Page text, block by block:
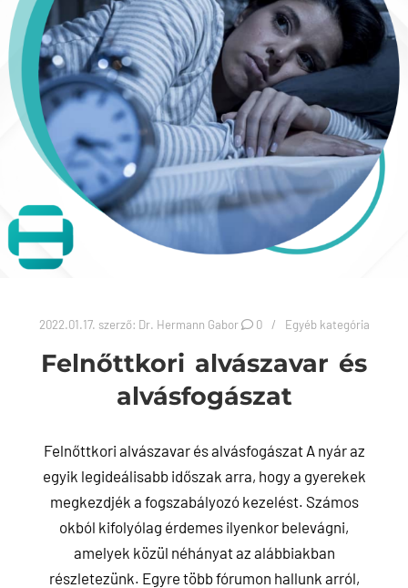
2022.01.17. szerző: Dr. Hermann Gabor 0 Egyéb kategória
Felnőttkori alvászavar és
alvásfogászat
Felnőttkori alvászavar és alvásfogászat A nyár az
egyik legideálisabb időszak arra, hogy a gyerekek
megkezdjék a fogszabályozó kezelést. Számos
okból kifolyólag érdemes ilyenkor belevágni,
amelyek közül néhányat az alábbiakban
részletezünk. Egyre több fórumon hallunk arról,